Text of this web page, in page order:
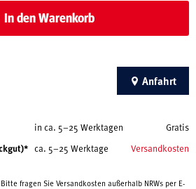
In den Warenkorb
Anfahrt
in ca. 5–25 Werktagen Gratis
ca. 5–25 Werktage Versandkosten
fragen Sie Versandkosten außerhalb NRWs per E-